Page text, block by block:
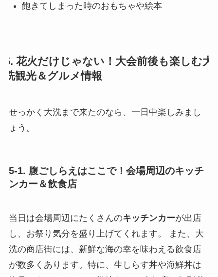
飽きてしまった時のおもちゃや絵本
5. 花火だけじゃない！大会前後も楽しむ大
洗観光＆グルメ情報
せっかく大洗まで来たのなら、一日中楽しみまし
ょう。
5-1. 腹ごしらえはここで！会場周辺のキッチ
ンカー＆飲食店
当日は会場周辺にたくさんのキッチンカーが出店
し、お祭り気分を盛り上げてくれます。 また、大
洗の商店街には、新鮮な海の幸を味わえる飲食店
が数多くあります。特に、生しらす丼や海鮮丼は